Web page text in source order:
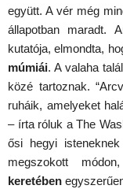
együtt. A vér még
állapotban maradt.
kutatója, elmondta,
múmiái. A valaha
közé tartoznak.
ruháik, amelyeket
– írta róluk a The
ősi hegyi
megszokott módon,
keretében